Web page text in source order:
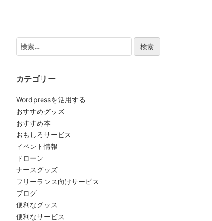
検
索:
カテゴリー
Wordpressを活用する
おすすめグッズ
おすすめ本
おもしろサービス
イベント情報
ドローン
ナースグッズ
フリーランス向けサービス
ブログ
便利なグッス
便利なサービス